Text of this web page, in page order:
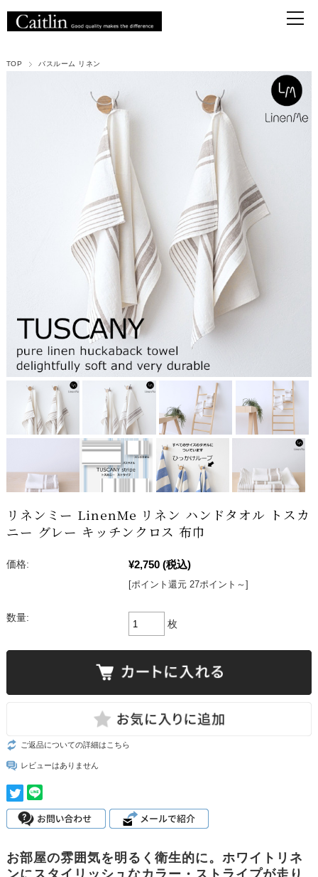
TOP バスルーム リネン
リネンミー LinenMe リネン ハンドタオル トスカ
ニー グレー キッチンクロス 布巾
価格: ¥2,750 (税込)
[ポイント還元 27ポイント～]
数量:
枚
ご返品についての詳細はこちら
レビューはありません
お部屋の雰囲気を明るく衛生的に。ホワイトリネ
ンにスタイリッシュなカラー・ストライプが走り